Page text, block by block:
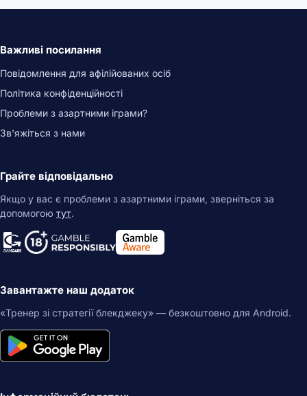
Важливі посилання
Повідомлення для афілійованих осіб
Політика конфіденційності
Проблеми з азартними іграми?
Зв'яжіться з нами
Грайте відповідально
Якщо у вас є проблеми з азартними іграми, зверніться за
допомогою тут.
Завантажте наш додаток
«Тренер зі стратегії блекджеку» — безкоштовно для Android.